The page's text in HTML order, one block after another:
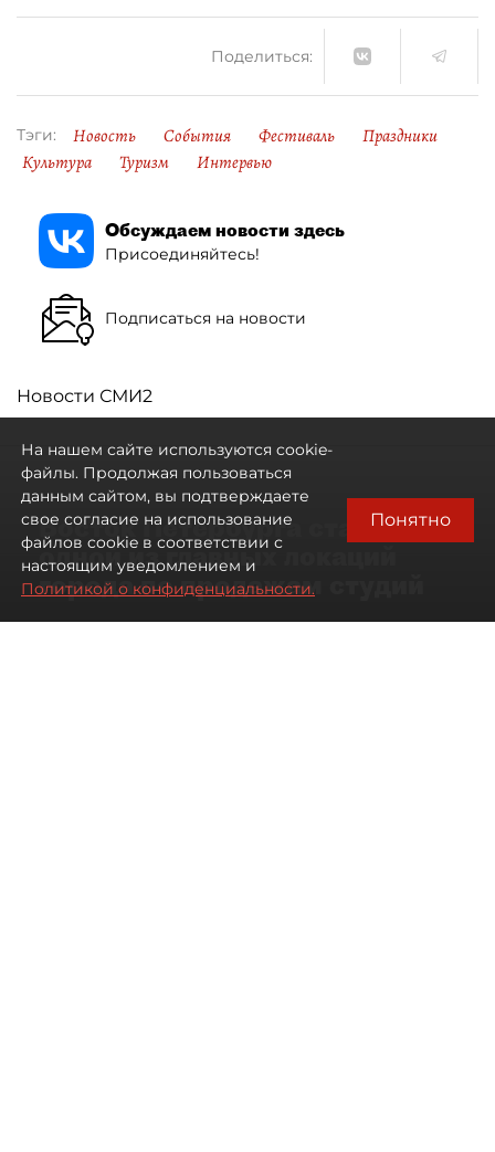
Поделиться:
Тэги: Новость События Фестиваль
Праздники
Культура
Туризм Интервью
Обсуждаем новости здесь
Присоединяйтесь!
Подписаться на новости
Новости СМИ2
Восток Петербурга стал
одной из главных локаций
города по продажам студий
На нашем сайте используются cookie-
файлы. Продолжая пользоваться
данным сайтом, вы подтверждаете
свое согласие на использование
файлов cookie в соответствии с
настоящим уведомлением и
Политикой о конфиденциальности.
Понятно